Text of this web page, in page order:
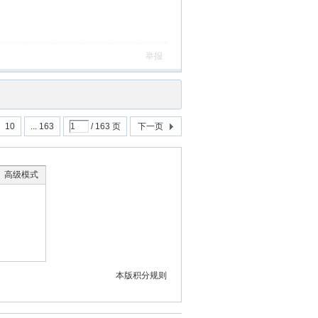
举报
10 ... 163 / 163 页 下一页
高级模式
本版积分规则